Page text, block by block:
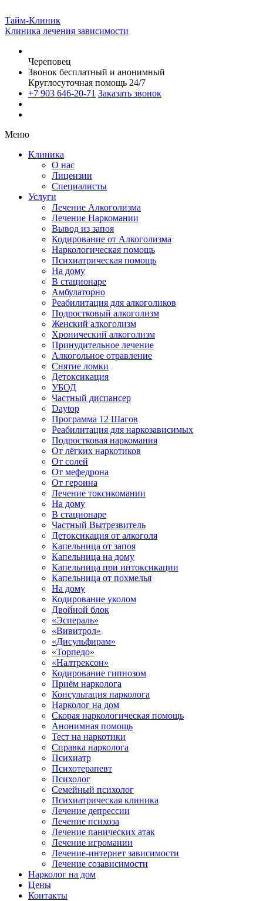
Тайм-Клиник
Клиника лечения зависимости
Череповец
Звонок бесплатный и анонимный
Круглосуточная помощь 24/7
+7 903 646-20-71 Заказать звонок
Меню
Клиника
О нас
Лицензии
Специалисты
Услуги
Лечение Алкоголизма
Лечение Наркомании
Вывод из запоя
Кодирование от Алкоголизма
Наркологическая помощь
Психиатрическая помощь
На дому
В стационаре
Амбулаторно
Реабилитация для алкоголиков
Подростковый алкоголизм
Женский алкоголизм
Хронический алкоголизм
Принудительное лечение
Алкогольное отравление
Снятие ломки
Детоксикация
УБОД
Частный диспансер
Daytop
Программа 12 Шагов
Реабилитация для наркозависимых
Подростковая наркомания
От лёгких наркотиков
От солей
От мефедрона
От героина
Лечение токсикомании
На дому
В стационаре
Частный Вытрезвитель
Детоксикация от алкоголя
Капельница от запоя
Капельница на дому
Капельница при интоксикации
Капельница от похмелья
На дому
Кодирование уколом
Двойной блок
«Эспераль»
«Вивитрол»
«Дисульфирам»
«Торпедо»
«Налтрексон»
Кодирование гипнозом
Приём нарколога
Консультация нарколога
Нарколог на дом
Скорая наркологическая помощь
Анонимная помощь
Тест на наркотики
Справка нарколога
Психиатр
Психотерапевт
Психолог
Семейный психолог
Психиатрическая клиника
Лечение депрессии
Лечение психоза
Лечение панических атак
Лечение игромании
Лечение-интернет зависимости
Лечение созависимости
Нарколог на дом
Цены
Контакты